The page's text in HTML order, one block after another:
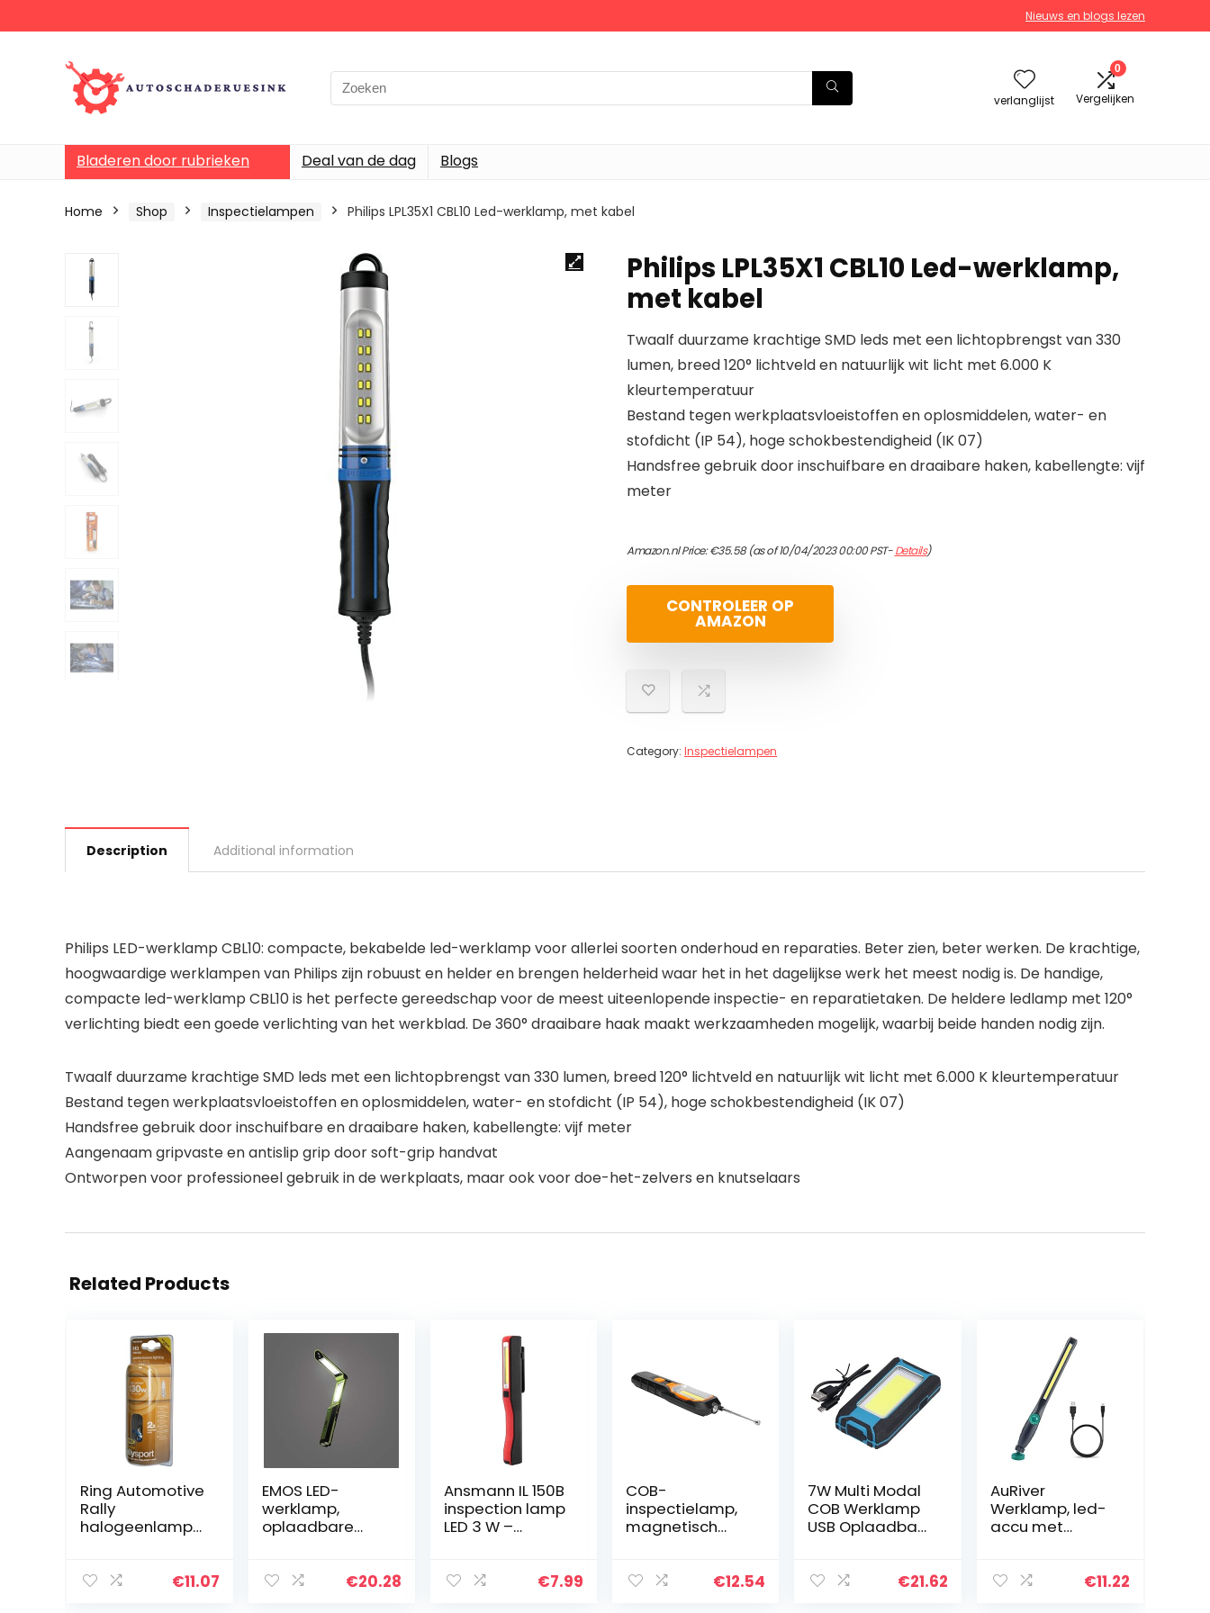
Nieuws en blogs lezen
verlanglijst
0
Vergelijken
Bladeren door rubrieken Deal van de dag Blogs
Home Shop Inspectielampen Philips LPL35X1 CBL10 Led-werklamp, met kabel
Philips LPL35X1 CBL10 Led-werklamp,
met kabel
Twaalf duurzame krachtige SMD leds met een lichtopbrengst van 330
lumen, breed 120° lichtveld en natuurlijk wit licht met 6.000 K
kleurtemperatuur
Bestand tegen werkplaatsvloeistoffen en oplosmiddelen, water- en
stofdicht (IP 54), hoge schokbestendigheid (IK 07)
Handsfree gebruik door inschuifbare en draaibare haken, kabellengte: vijf
meter
Amazon.nl Price:€35.58(as of 10/04/2023 00:00 PST-Details)
CONTROLEER OP
AMAZON
Category: Inspectielampen
Description Additional information
Philips LED-werklamp CBL10: compacte, bekabelde led-werklamp voor allerlei soorten onderhoud en reparaties. Beter zien, beter werken. De krachtige,
hoogwaardige werklampen van Philips zijn robuust en helder en brengen helderheid waar het in het dagelijkse werk het meest nodig is. De handige,
compacte led-werklamp CBL10 is het perfecte gereedschap voor de meest uiteenlopende inspectie- en reparatietaken. De heldere ledlamp met 120°
verlichting biedt een goede verlichting van het werkblad. De 360° draaibare haak maakt werkzaamheden mogelijk, waarbij beide handen nodig zijn.
Twaalf duurzame krachtige SMD leds met een lichtopbrengst van 330 lumen, breed 120° lichtveld en natuurlijk wit licht met 6.000 K kleurtemperatuur
Bestand tegen werkplaatsvloeistoffen en oplosmiddelen, water- en stofdicht (IP 54), hoge schokbestendigheid (IK 07)
Handsfree gebruik door inschuifbare en draaibare haken, kabellengte: vijf meter
Aangenaam gripvaste en antislip grip door soft-grip handvat
Ontworpen voor professioneel gebruik in de werkplaats, maar ook voor doe-het-zelvers en knutselaars
Related Products
Ring Automotive
Rally
halogeenlamp
€11.07
EMOS LED-
werklamp,
oplaadbare
haak en 4x
€20.28
Ansmann IL 150B
inspection lamp
LED 3 W –
Black,Red,
€7.99
COB-
inspectielamp,
magnetisch
100.000 uur
€12.54
7W Multi Modal
COB Werklamp
USB Oplaadbaar
Licht COB
€21.62
AuRiver
Werklamp, led-
accu met
werklamp, led-
€11.22